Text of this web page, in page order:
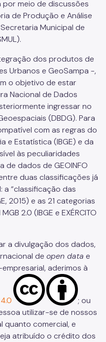
de vida
Humano
meio de discussões
de Produção e Análise
Municipal de
dos produtos de
Urbanos e GeoSampa -,
o objetivo de estar
Nacional de Dados
ingressar no
(DBDG). Para
com as regras do
e Estatística (IBGE) e da
às peculiaridades
de dados de GEOINFO
duas classificações já
a “classificação das
2015) e as 21 categorias
2.0 (IBGE e EXÉRCITO
a divulgação dos dados,
de open data e
aderimos à
; ou
utilizar-se de nossos
quanto comercial, e
atribuído o crédito dos